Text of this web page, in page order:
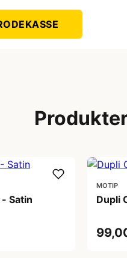
Satin
MOTIP
Dupli